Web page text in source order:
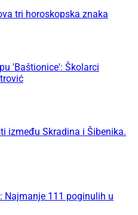
tri horoskopska znaka
'Baštionice': Školarci
između Skradina i Šibenika.
Najmanje 111 poginulih u